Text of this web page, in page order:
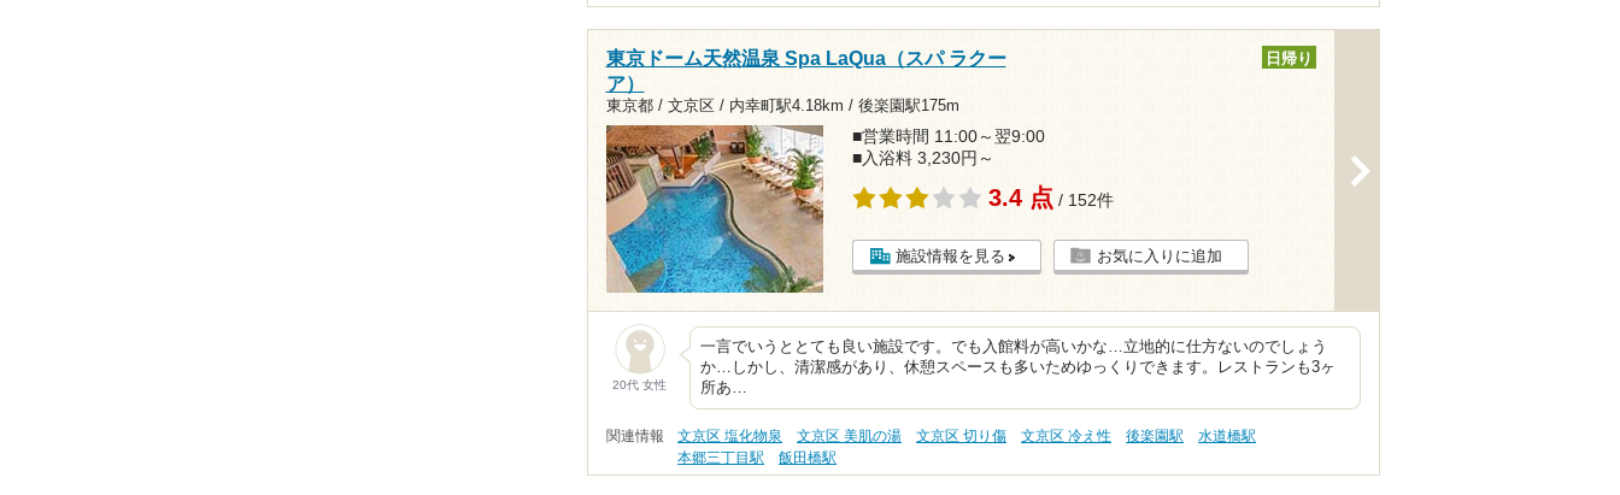
東京ドーム天然温泉 Spa LaQua（スパ ラクー
ア）
東京都 / 文京区 / 内幸町駅4.18km / 後楽園駅175m
日帰り
■営業時間 11:00～翌9:00
■入浴料 3,230円～
3.4 点 / 152件
施設情報を見る お気に入りに追加
20代 女性
一言でいうととても良い施設です。でも入館料が高いかな…立地的に仕方ないのでしょう
か…しかし、清潔感があり、休憩スペースも多いためゆっくりできます。レストランも3ヶ
所あ…
関連情報 文京区 塩化物泉 文京区 美肌の湯 文京区 切り傷 文京区 冷え性 後楽園駅
水道橋駅
本郷三丁目駅
飯田橋駅